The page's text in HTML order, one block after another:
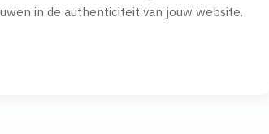
in de authenticiteit van jouw website.